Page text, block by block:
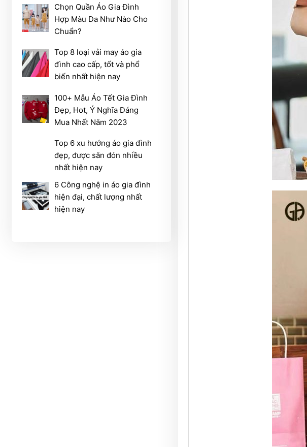
Chọn Quần Áo Gia Đình
Hợp Màu Da Như Nào Cho
Chuẩn?
Top 8 loại vải may áo gia
đình cao cấp, tốt và phổ
biến nhất hiện nay
100+ Mẫu Áo Tết Gia Đình
Đẹp, Hot, Ý Nghĩa Đáng
Mua Nhất Năm 2023
Top 6 xu hướng áo gia đình
đẹp, được săn đón nhiều
nhất hiện nay
6 Công nghệ in áo gia đình
hiện đại, chất lượng nhất
hiện nay